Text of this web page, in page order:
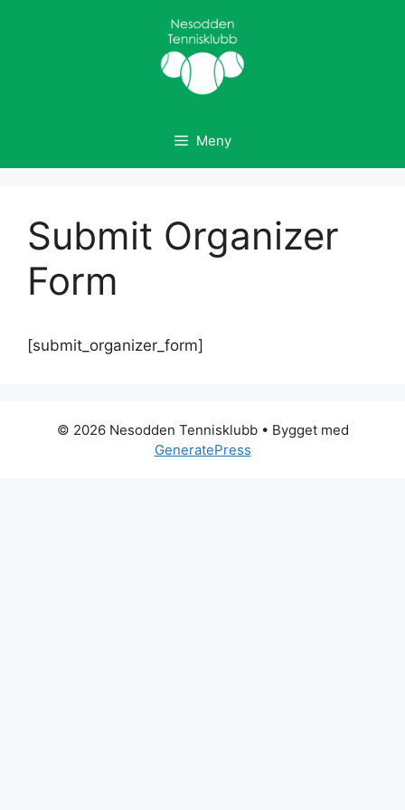
Meny
Submit Organizer
Form
[submit_organizer_form]
© 2026 Nesodden Tennisklubb• Bygget med
GeneratePress